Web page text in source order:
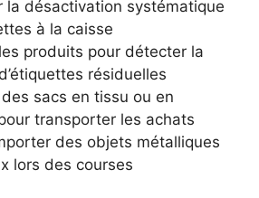
la désactivation systématique
à la caisse
produits pour détecter la
résiduelles
sacs en tissu ou en
transporter les achats
des objets métalliques
lors des courses